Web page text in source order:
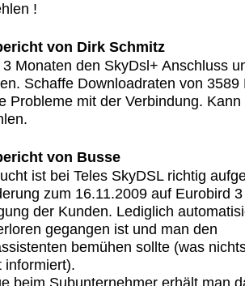
!
von Dirk Schmitz
Monaten den SkyDsl+ Anschluss
Schaffe Downloadraten von
Probleme mit der Verbindung.
von Busse
ist bei Teles SkyDSL richtig
zum 16.11.2009 auf Eurobird
der Kunden. Lediglich
gegangen ist und man den
bemühen sollte (was
informiert).
beim Subunternehmer erhält man